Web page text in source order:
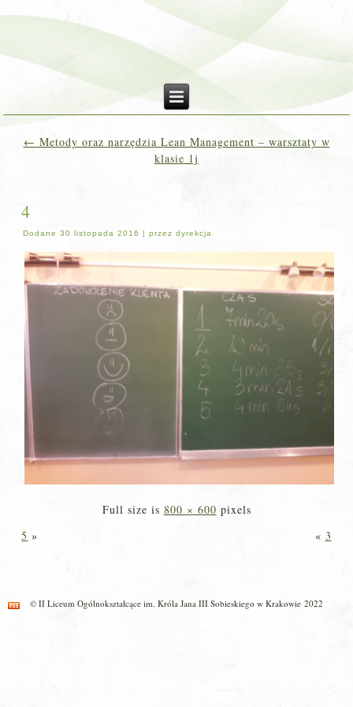
← Metody oraz narzędzia Lean Management – warsztaty w
klasie 1j
4
Dodane 30 listopada 2016 |przez dyrekcja
Full size is 800 × 600 pixels
5 » « 3
© II Liceum Ogólnokształcące im. Króla Jana III Sobieskiego w Krakowie 2022